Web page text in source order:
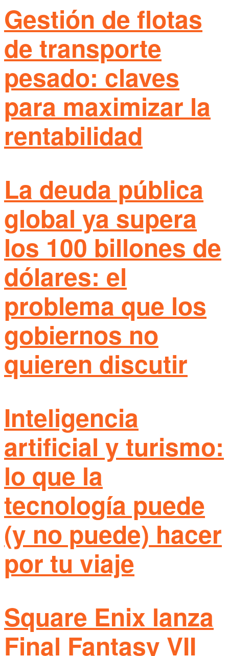
Gestión de flotas
de transporte
pesado: claves
para maximizar la
rentabilidad
La deuda pública
global ya supera
los 100 billones de
dólares: el
problema que los
gobiernos no
quieren discutir
Inteligencia
artificial y turismo:
lo que la
tecnología puede
(y no puede) hacer
por tu viaje
Square Enix lanza
Final Fantasy VII